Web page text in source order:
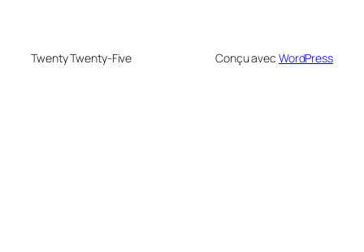
Twenty Twenty-Five Conçu avec WordPress